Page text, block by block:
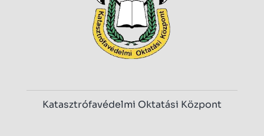
Katasztrófavédelmi Oktatási Központ